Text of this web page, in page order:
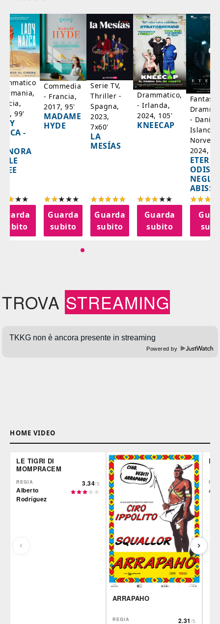
99'
-
subito
Commedia
- Francia,
2017, 95'
MADAME
HYDE
Guarda
subito
Serie TV,
Thriller -
Spagna,
2023,
7x60'
LA
MESÍAS
Guarda
subito
Drammatico,
- Irlanda,
2024, 105'
KNEECAP
Guarda
subito
-
Islanda,
2024,
NEGLI
ABISSI
TROVA STREAMING
Powered by
HOME VIDEO
LE TIGRI DI
MOMPRACEM
REGIA
Alberto
Rodríguez
3.34/5
ARRAPAHO
REGIA 2.31 /5